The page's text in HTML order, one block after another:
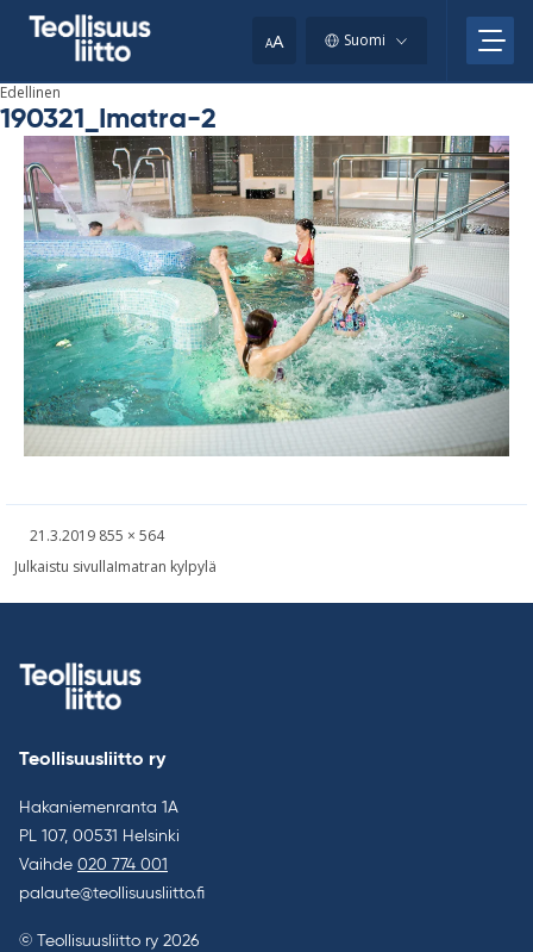
AA Suomi
Edellinen
190321_Imatra-2
Kirjoitettu
21.3.2019 Täysikokoinen
855 × 564
Artikkelien
Julkaistu sivullaImatran kylpylä
clipboard.)
Teollisuusliitto ry
Hakaniemenranta 1A
PL 107, 00531 Helsinki
Vaihde 020 774 001
palaute@teollisuusliitto.fi
© Teollisuusliitto ry 2026